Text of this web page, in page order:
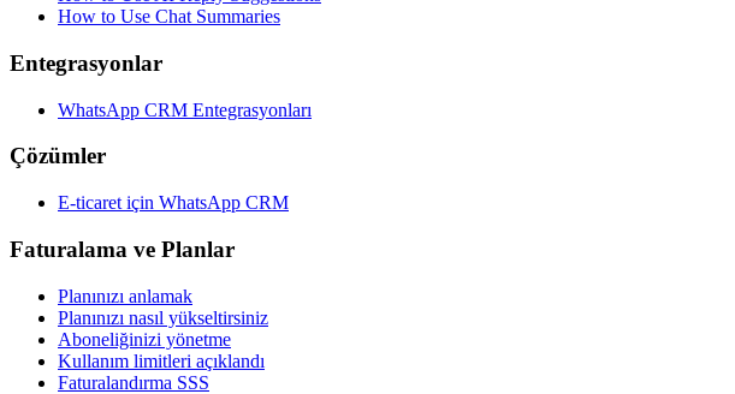
How to Use Chat Summaries
Entegrasyonlar
WhatsApp CRM Entegrasyonları
Çözümler
E-ticaret için WhatsApp CRM
Faturalama ve Planlar
Planınızı anlamak
Planınızı nasıl yükseltirsiniz
Aboneliğinizi yönetme
Kullanım limitleri açıklandı
Faturalandırma SSS